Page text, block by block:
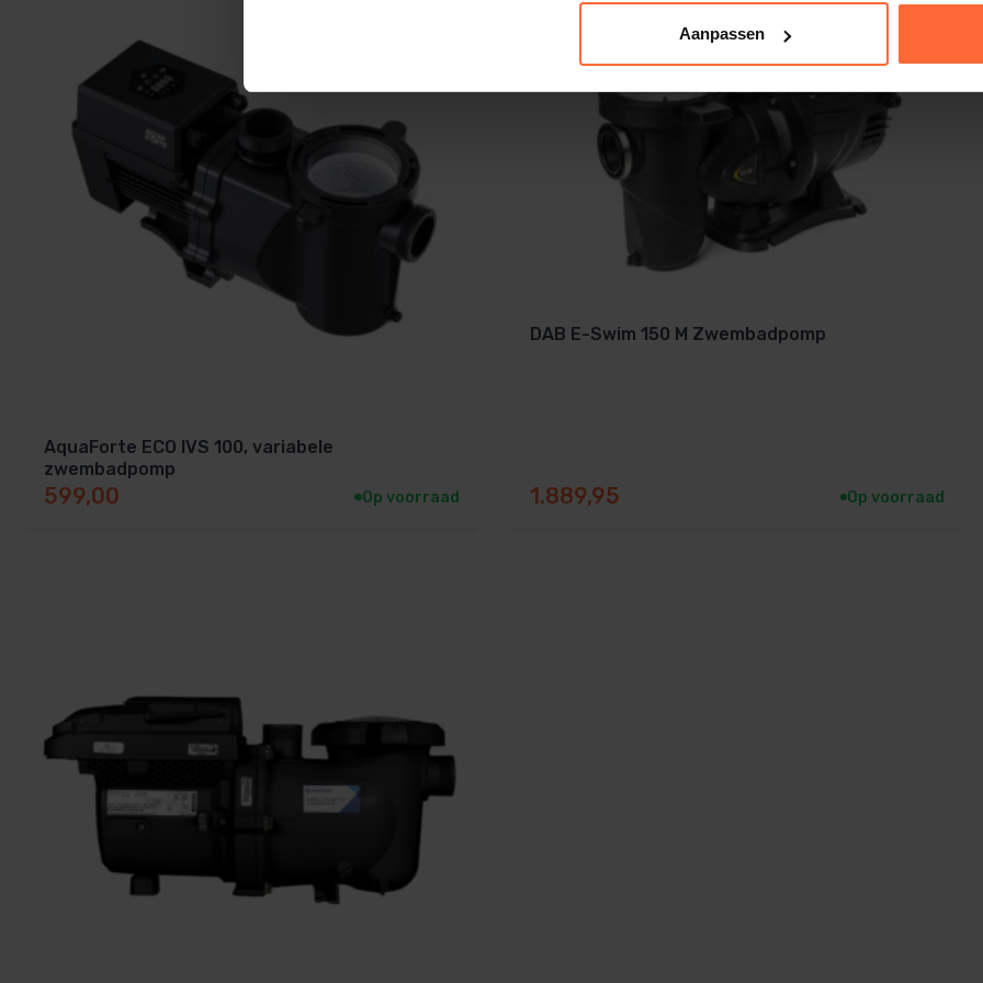
Aanpassen
Via het overzichtelijke display stel je vier verschillende snelheden of standen in. Denk aan:
normale filtratie
extra circulatie bv bij warme dagen of veel zwemmers
rustige nachtmodus
krachtig spoelen (backwashen) van je filter
je alles onder controle, zelfs op afstand.
Eenvoudige installatie en aansluiting
plaatsing: boven waterniveau
bediening: via display of extern systeem
Na het aansluiten stel je alles eenvoudig in via het scherm en kun je direct genieten van een
AquaForte ECO IVS 100, variabele
zwembadpomp
599,00 Op voorraad
DAB E-Swim 150 M Zwembadpomp
1.889,95 Op voorraad